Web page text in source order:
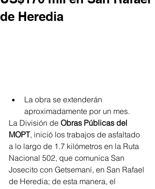
de Heredia
La obra se extenderán
aproximadamente por un mes.
La División de Obras Públicas del
MOPT, inició los trabajos de asfaltado
a lo largo de 1.7 kilómetros en la Ruta
Nacional 502, que comunica San
Josecito con Getsemaní, en San Rafael
de Heredia; de esta manera, el